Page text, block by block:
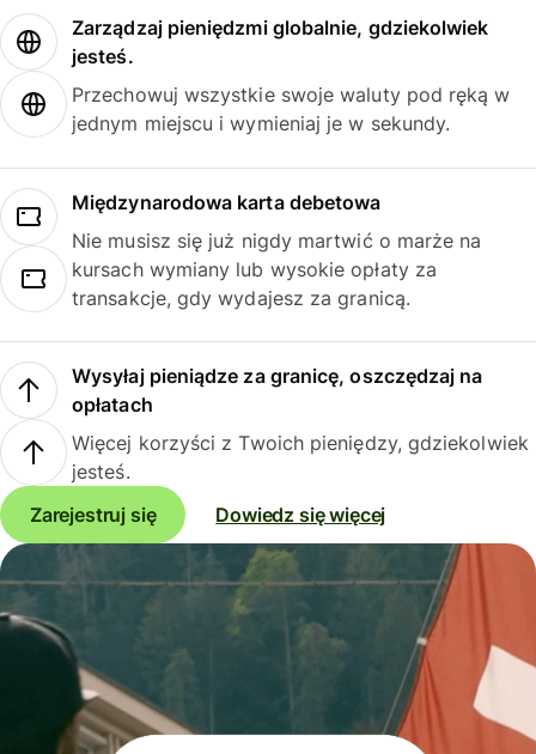
Zarządzaj pieniędzmi globalnie, gdziekolwiek
jesteś.
Przechowuj wszystkie swoje waluty pod ręką w
jednym miejscu i wymieniaj je w sekundy.
Międzynarodowa karta debetowa
Nie musisz się już nigdy martwić o marże na
kursach wymiany lub wysokie opłaty za
transakcje, gdy wydajesz za granicą.
Wysyłaj pieniądze za granicę, oszczędzaj na
opłatach
Więcej korzyści z Twoich pieniędzy, gdziekolwiek
jesteś.
Zarejestruj się
Dowiedz się więcej